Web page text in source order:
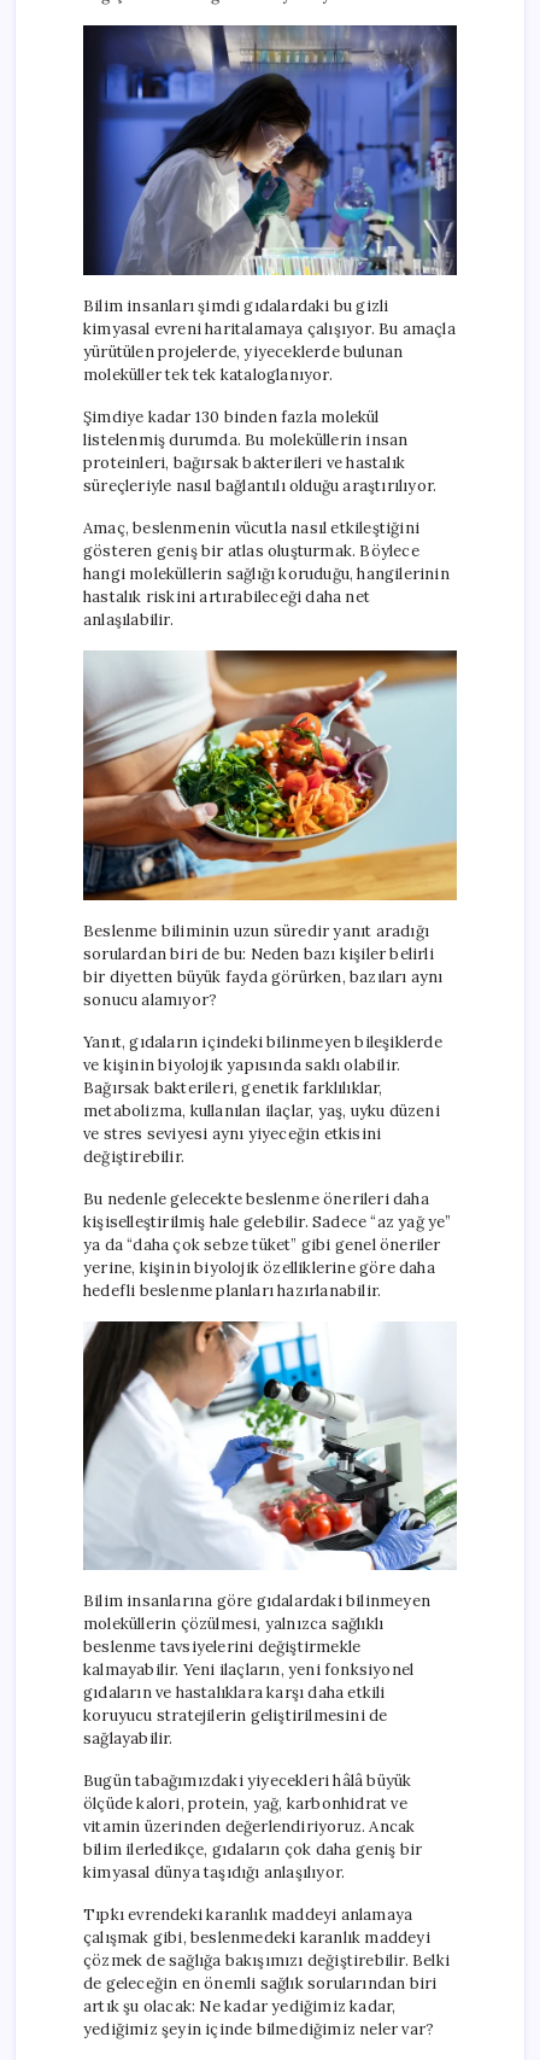
Bilim insanları şimdi gıdalardaki bu gizli
kimyasal evreni haritalamaya çalışıyor. Bu amaçla
yürütülen projelerde, yiyeceklerde bulunan
moleküller tek tek kataloglanıyor.
Şimdiye kadar 130 binden fazla molekül
listelenmiş durumda. Bu moleküllerin insan
proteinleri, bağırsak bakterileri ve hastalık
süreçleriyle nasıl bağlantılı olduğu araştırılıyor.
Amaç, beslenmenin vücutla nasıl etkileştiğini
gösteren geniş bir atlas oluşturmak. Böylece
hangi moleküllerin sağlığı koruduğu, hangilerinin
hastalık riskini artırabileceği daha net
anlaşılabilir.
Beslenme biliminin uzun süredir yanıt aradığı
sorulardan biri de bu: Neden bazı kişiler belirli
bir diyetten büyük fayda görürken, bazıları aynı
sonucu alamıyor?
Yanıt, gıdaların içindeki bilinmeyen bileşiklerde
ve kişinin biyolojik yapısında saklı olabilir.
Bağırsak bakterileri, genetik farklılıklar,
metabolizma, kullanılan ilaçlar, yaş, uyku düzeni
ve stres seviyesi aynı yiyeceğin etkisini
değiştirebilir.
Bu nedenle gelecekte beslenme önerileri daha
kişiselleştirilmiş hale gelebilir. Sadece “az yağ ye”
ya da “daha çok sebze tüket” gibi genel öneriler
yerine, kişinin biyolojik özelliklerine göre daha
hedefli beslenme planları hazırlanabilir.
Bilim insanlarına göre gıdalardaki bilinmeyen
moleküllerin çözülmesi, yalnızca sağlıklı
beslenme tavsiyelerini değiştirmekle
kalmayabilir. Yeni ilaçların, yeni fonksiyonel
gıdaların ve hastalıklara karşı daha etkili
koruyucu stratejilerin geliştirilmesini de
sağlayabilir.
Bugün tabağımızdaki yiyecekleri hâlâ büyük
ölçüde kalori, protein, yağ, karbonhidrat ve
vitamin üzerinden değerlendiriyoruz. Ancak
bilim ilerledikçe, gıdaların çok daha geniş bir
kimyasal dünya taşıdığı anlaşılıyor.
Tıpkı evrendeki karanlık maddeyi anlamaya
çalışmak gibi, beslenmedeki karanlık maddeyi
çözmek de sağlığa bakışımızı değiştirebilir. Belki
de geleceğin en önemli sağlık sorularından biri
artık şu olacak: Ne kadar yediğimiz kadar,
yediğimiz şeyin içinde bilmediğimiz neler var?